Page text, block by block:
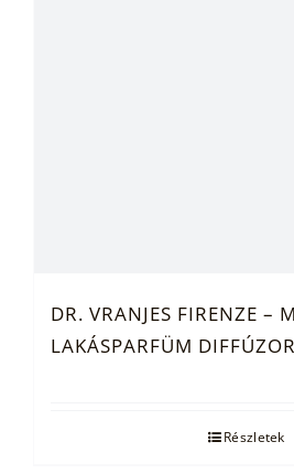
DR. VRANJES FIRENZE –
LAKÁSPARFÜM DIFFÚZOR
Részletek